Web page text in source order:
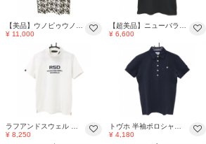
【美品】ウノピゥウノウグァーレトレ 半袖ポロシャツ 白×ブラウン系 総柄 グラデーション メンズ III(S) ゴルフウェア 1PIU1UGUALE3
¥ 11,000
【超美品】ニューバランスゴルフ 半袖ポロシャツ 黒×白 胸ロゴ 一部柄 メンズ 4(M) ゴルフウェア New Balance
¥ 6,600
ラフアンドスウェル 半袖ハイネックシャツ 白 平面プリント メンズ S ゴルフウェア 2024年モデル rough＆swell
¥ 8,250
トヴホ 半袖ポロシャツ ネイビー サッカー生地 胸ポケット メンズ 02 ゴルフウェア tovho
¥ 4,180